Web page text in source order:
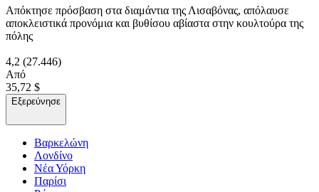
Απόκτησε πρόσβαση στα διαμάντια της Λισαβόνας, απόλαυσε
αποκλειστικά προνόμια και βυθίσου αβίαστα στην κουλτούρα της
πόλης
4,2 (27.446)
Από
35,72 $
Εξερεύνησε
Βαρκελώνη
Λονδίνο
Νέα Υόρκη
Παρίσι